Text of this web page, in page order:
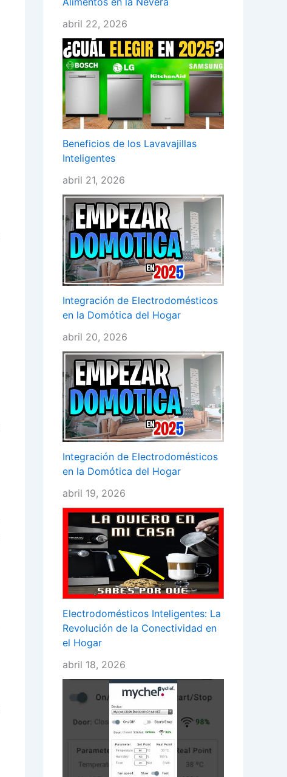
abril 22, 2026
Beneficios de los Lavavajillas
Inteligentes
abril 21, 2026
Integración de Electrodomésticos
en la Domótica del Hogar
abril 20, 2026
Integración de Electrodomésticos
en la Domótica del Hogar
abril 19, 2026
Electrodomésticos Inteligentes: La
Revolución de la Conectividad en
el Hogar
abril 18, 2026